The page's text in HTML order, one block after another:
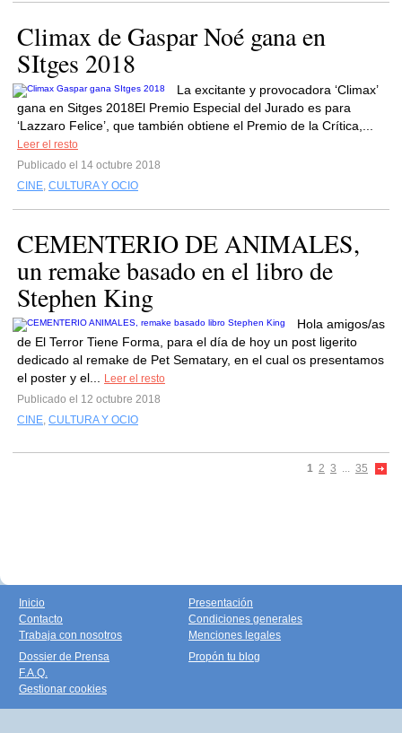
Climax de Gaspar Noé gana en
SItges 2018
La excitante y provocadora ‘Climax’
gana en Sitges 2018El Premio Especial del Jurado es para
‘Lazzaro Felice’, que también obtiene el Premio de la Crítica,...
Leer el resto
Publicado el 14 octubre 2018
CINE, CULTURA Y OCIO
CEMENTERIO DE ANIMALES,
un remake basado en el libro de
Stephen King
Hola amigos/as
de El Terror Tiene Forma, para el día de hoy un post ligerito
dedicado al remake de Pet Sematary, en el cual os presentamos
el poster y el...
Leer el resto
Publicado el 12 octubre 2018
CINE, CULTURA Y OCIO
1 2 3 ... 35
Inicio
Contacto
Trabaja con nosotros
Presentación
Condiciones generales
Menciones legales
Dossier de Prensa
F.A.Q.
Gestionar cookies
Propón tu blog